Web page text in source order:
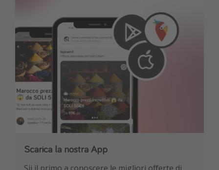
Seguici su WhatsApp
Scarica la nostra App